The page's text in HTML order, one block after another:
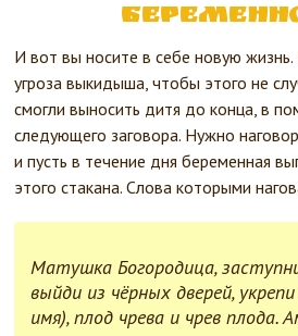
И вот вы носите в себе новую жизнь.
угроза выкидыша, чтобы этого не
смогли выносить дитя до конца, в
следующего заговора. Нужно
и пусть в течение дня беременная
этого стакана. Слова которыми
Матушка Богородица,
выйди из чёрных дверей,
имя), плод чрева и чрев плода.